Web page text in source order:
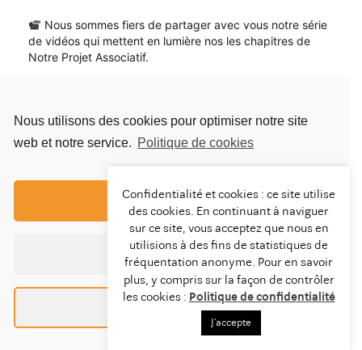
Nous utilisons des cookies pour optimiser notre site
web et notre service. Politique de cookies
Tout accepter
Tout refuser
Nous sommes fiers de partager avec vous notre série
de vidéos qui mettent en lumière nos les chapitres de
Notre Projet Associatif.
trouvent en situation de vulnérabilité. Avec plus de 320
collaborateurs, nous travaillons sur 4 régions et 5
domaines d’activités pour accompagner 15 000
Rejoignez AMLI sur les réseaux sociaux et suivez toute
l’actualité
Confidentialité et cookies : ce site utilise
des cookies. En continuant à naviguer
sur ce site, vous acceptez que nous en
utilisions à des fins de statistiques de
fréquentation anonyme. Pour en savoir
plus, y compris sur la façon de contrôler
les cookies : Politique de confidentialité
J'accepte